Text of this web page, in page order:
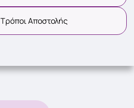
Τρόποι Αποστολής